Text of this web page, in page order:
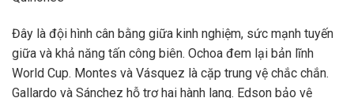
Đây là đội hình cân bằng giữa kinh nghiệm, sức mạnh tuyến
giữa và khả năng tấn công biên. Ochoa đem lại bản lĩnh
World Cup. Montes và Vásquez là cặp trung vệ chắc chắn.
Gallardo và Sánchez hỗ trợ hai hành lang. Edson bảo vệ